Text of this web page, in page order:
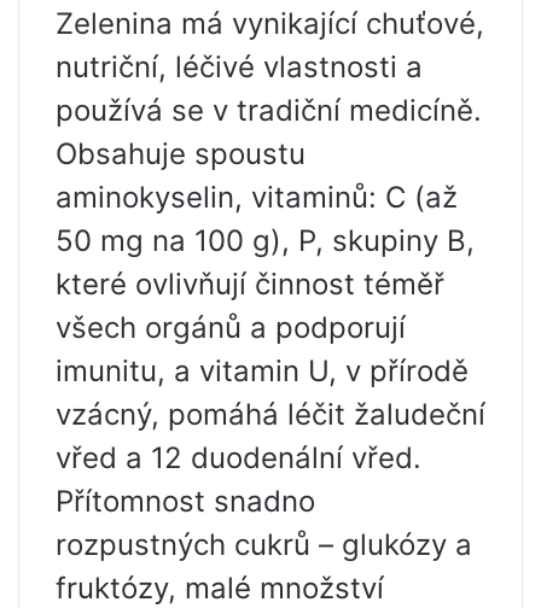
Zelenina má vynikající chuťové,
nutriční, léčivé vlastnosti a
používá se v tradiční medicíně.
Obsahuje spoustu
aminokyselin, vitaminů: C (až
50 mg na 100 g), P, skupiny B,
které ovlivňují činnost téměř
všech orgánů a podporují
imunitu, a vitamin U, v přírodě
vzácný, pomáhá léčit žaludeční
vřed a 12 duodenální vřed.
Přítomnost snadno
rozpustných cukrů – glukózy a
fruktózy, malé množství